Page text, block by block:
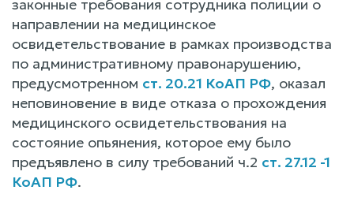
законные требования сотрудника полиции о
направлении на медицинское
освидетельствование в рамках производства
по административному правонарушению,
предусмотренном ст. 20.21 КоАП РФ, оказал
неповиновение в виде отказа о прохождения
медицинского освидетельствования на
состояние опьянения, которое ему было
предъявлено в силу требований ч.2 ст. 27.12 -1
КоАП РФ.